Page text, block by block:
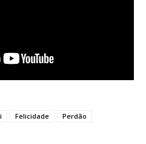
Felicidade Perdão